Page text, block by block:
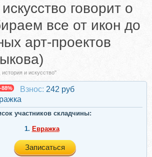
говорит о
все от икон до
арт-проектов
и искусство"
-88% Взнос: 242 руб
участников складчины:
1. Евражкa
Записаться